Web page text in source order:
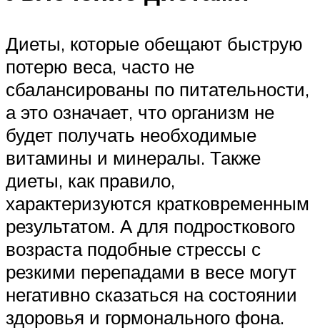
Диеты, которые обещают быструю
потерю веса, часто не
сбалансированы по питательности,
а это означает, что организм не
будет получать необходимые
витамины и минералы. Также
диеты, как правило,
характеризуются кратковременным
результатом. А для подросткового
возраста подобные стрессы с
резкими перепадами в весе могут
негативно сказаться на состоянии
здоровья и гормонального фона.